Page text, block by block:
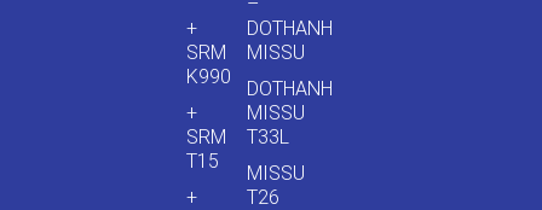
+
SRM
K990
+
SRM
T15
+
DOTHANH
MISSU
DOTHANH
MISSU
T33L
MISSU
T26